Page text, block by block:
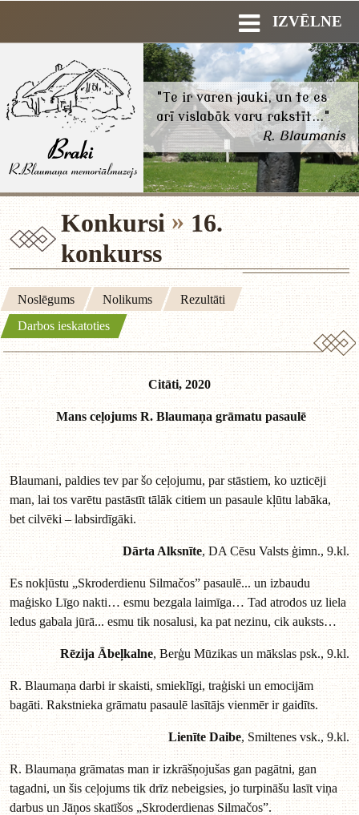
IZVĒLNE
"Te ir varen jauki, un te es
arī vislabāk varu rakstīt..."
R. Blaumanis
Konkursi
16.
konkurss
Noslēgums Nolikums
Rezultāti
Darbos ieskatoties
Citāti, 2020
Mans ceļojums R. Blaumaņa grāmatu pasaulē
Blaumani, paldies tev par šo ceļojumu, par stāstiem, ko uzticēji
man, lai tos varētu pastāstīt tālāk citiem un pasaule kļūtu labāka,
bet cilvēki – labsirdīgāki.
Dārta Alksnīte, DA Cēsu Valsts ģimn., 9.kl.
Es nokļūstu „Skroderdienu Silmačos” pasaulē... un izbaudu
maģisko Līgo nakti… esmu bezgala laimīga… Tad atrodos uz liela
ledus gabala jūrā... esmu tik nosalusi, ka pat nezinu, cik auksts…
Rēzija Ābeļkalne, Berģu Mūzikas un mākslas psk., 9.kl.
R. Blaumaņa darbi ir skaisti, smieklīgi, traģiski un emocijām
bagāti. Rakstnieka grāmatu pasaulē lasītājs vienmēr ir gaidīts.
Lienīte Daibe, Smiltenes vsk., 9.kl.
R. Blaumaņa grāmatas man ir izkrāšņojušas gan pagātni, gan
tagadni, un šis ceļojums tik drīz nebeigsies, jo turpināšu lasīt viņa
darbus un Jāņos skatīšos „Skroderdienas Silmačos”.